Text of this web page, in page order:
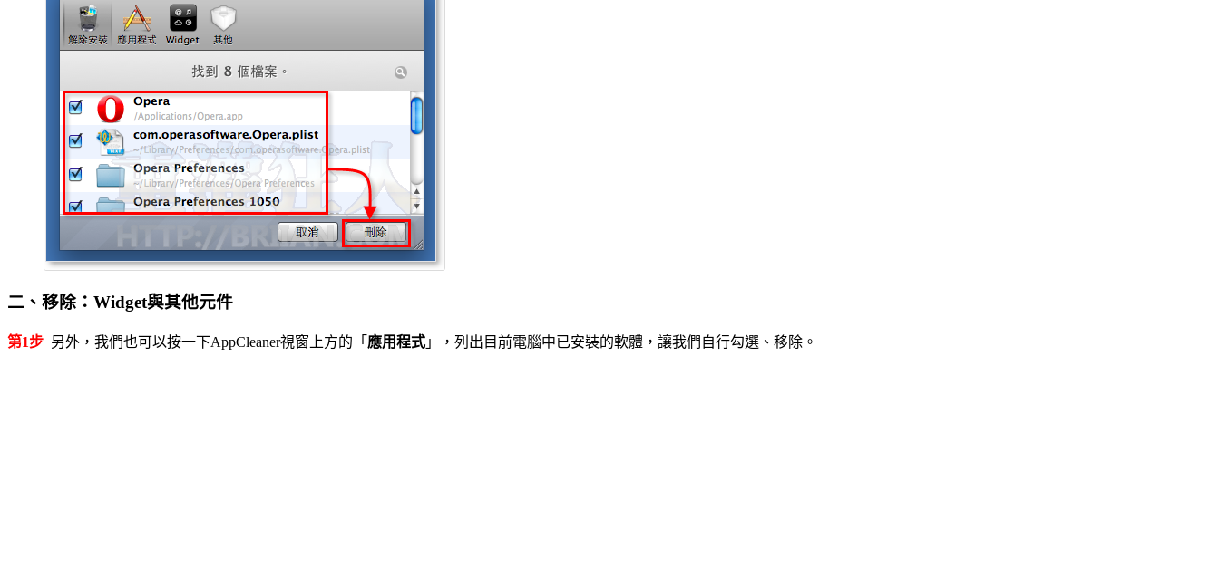
二、移除：Widget與其他元件
第1步 另外，我們也可以按一下AppCleaner視窗上方的「 應用程式 」，列出目前電腦中已安裝的軟體，讓我們自行勾選、移除。